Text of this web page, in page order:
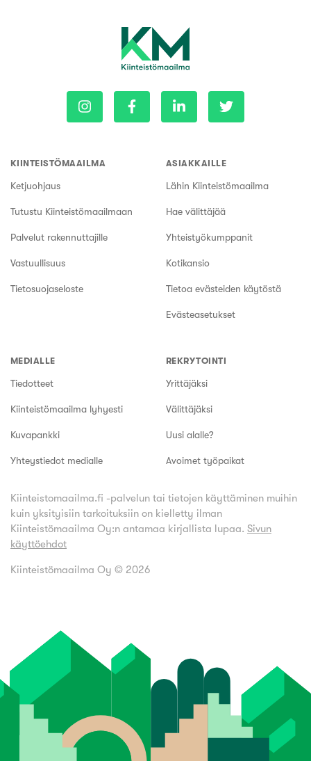
KIINTEISTÖMAAILMA
Ketjuohjaus
Tutustu Kiinteistömaailmaan
Palvelut rakennuttajille
Vastuullisuus
Tietosuojaseloste
ASIAKKAILLE
Lähin Kiinteistömaailma
Hae välittäjää
Yhteistyökumppanit
Kotikansio
Tietoa evästeiden käytöstä
Evästeasetukset
MEDIALLE
Tiedotteet
Kiinteistömaailma lyhyesti
Kuvapankki
Yhteystiedot medialle
REKRYTOINTI
Yrittäjäksi
Välittäjäksi
Uusi alalle?
Avoimet työpaikat
Kiinteistomaailma.fi -palvelun tai tietojen käyttäminen muihin
kuin yksityisiin tarkoituksiin on kielletty ilman
Kiinteistömaailma Oy:n antamaa kirjallista lupaa. Sivun
käyttöehdot
Kiinteistömaailma Oy © 2026